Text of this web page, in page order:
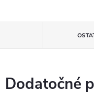
Dodatočné